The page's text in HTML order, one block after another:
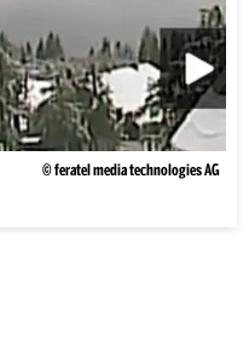
© feratel media technologies AG